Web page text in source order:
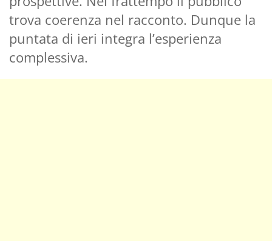
trova coerenza nel racconto. Dunque la
puntata di ieri integra l’esperienza
complessiva.